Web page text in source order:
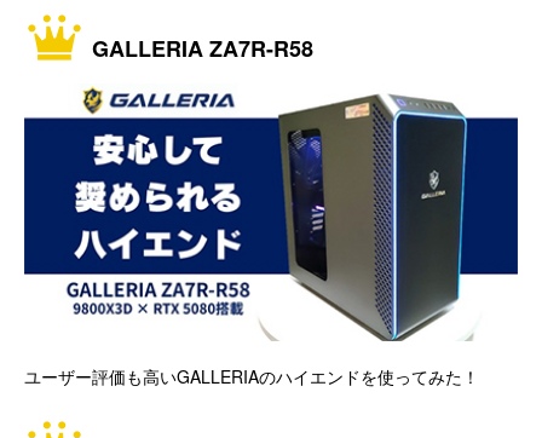
GALLERIA ZA7R-R58
ユーザー評価も高いGALLERIAのハイエンドを使ってみた！